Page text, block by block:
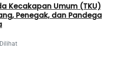
Kecakapan Umum (TKU)
Penegak, dan Pandega